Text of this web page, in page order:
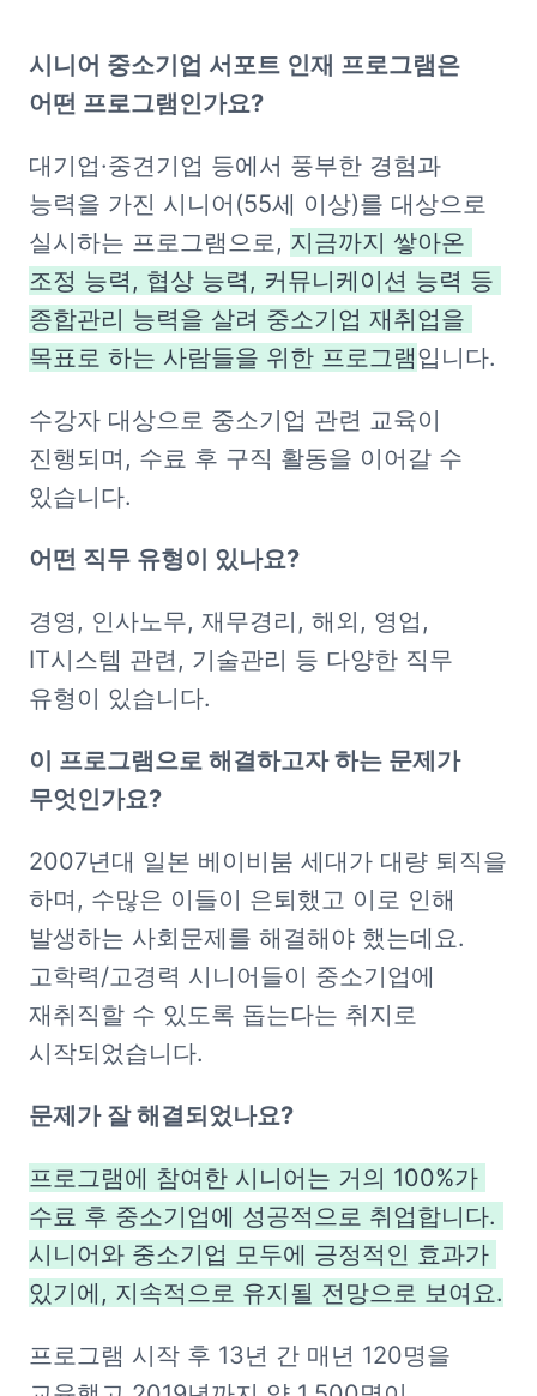
시니어 중소기업 서포트 인재 프로그램은
어떤 프로그램인가요?
대기업·중견기업 등에서 풍부한 경험과
능력을 가진 시니어(55세 이상)를 대상으로
실시하는 프로그램으로, 지금까지 쌓아온
조정 능력, 협상 능력, 커뮤니케이션 능력 등
종합관리 능력을 살려 중소기업 재취업을
목표로 하는 사람들을 위한 프로그램입니다.
수강자 대상으로 중소기업 관련 교육이
진행되며, 수료 후 구직 활동을 이어갈 수
있습니다.
어떤 직무 유형이 있나요?
경영, 인사노무, 재무경리, 해외, 영업,
IT시스템 관련, 기술관리 등 다양한 직무
유형이 있습니다.
이 프로그램으로 해결하고자 하는 문제가
무엇인가요?
2007년대 일본 베이비붐 세대가 대량 퇴직을
하며, 수많은 이들이 은퇴했고 이로 인해
발생하는 사회문제를 해결해야 했는데요.
고학력/고경력 시니어들이 중소기업에
재취직할 수 있도록 돕는다는 취지로
시작되었습니다.
문제가 잘 해결되었나요?
프로그램에 참여한 시니어는 거의 100%가
수료 후 중소기업에 성공적으로 취업합니다.
시니어와 중소기업 모두에 긍정적인 효과가
있기에, 지속적으로 유지될 전망으로 보여요.
프로그램 시작 후 13년 간 매년 120명을